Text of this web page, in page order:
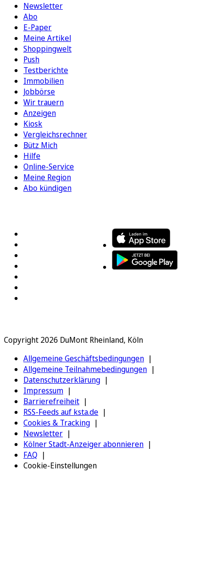
Newsletter
Abo
E-Paper
Meine Artikel
Shoppingwelt
Push
Testberichte
Immobilien
Jobbörse
Wir trauern
Anzeigen
Kiosk
Vergleichsrechner
Bütz Mich
Hilfe
Online-Service
Meine Region
Abo kündigen
Copyright 2026 DuMont Rheinland, Köln
Allgemeine Geschäftsbedingungen
Allgemeine Teilnahmebedingungen
Datenschutzerklärung
Impressum
Barrierefreiheit
RSS-Feeds auf ksta.de
Cookies & Tracking
Newsletter
Kölner Stadt-Anzeiger abonnieren
FAQ
Cookie-Einstellungen